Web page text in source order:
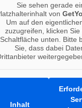
Sie sehen gerade
von
Um auf den
zuzugreifen, klicken Sie
Schaltfläche unten. Bitte
Sie, dass dabei
Inhalt